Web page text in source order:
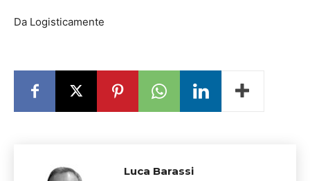
Da Logisticamente
Luca Barassi